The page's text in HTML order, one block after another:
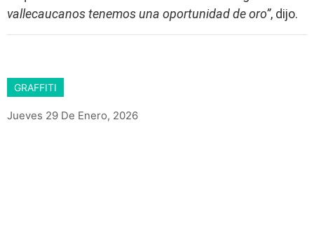
vallecaucanos tenemos una oportunidad de oro”, dijo.
GRAFFITI
Jueves 29 De Enero, 2026